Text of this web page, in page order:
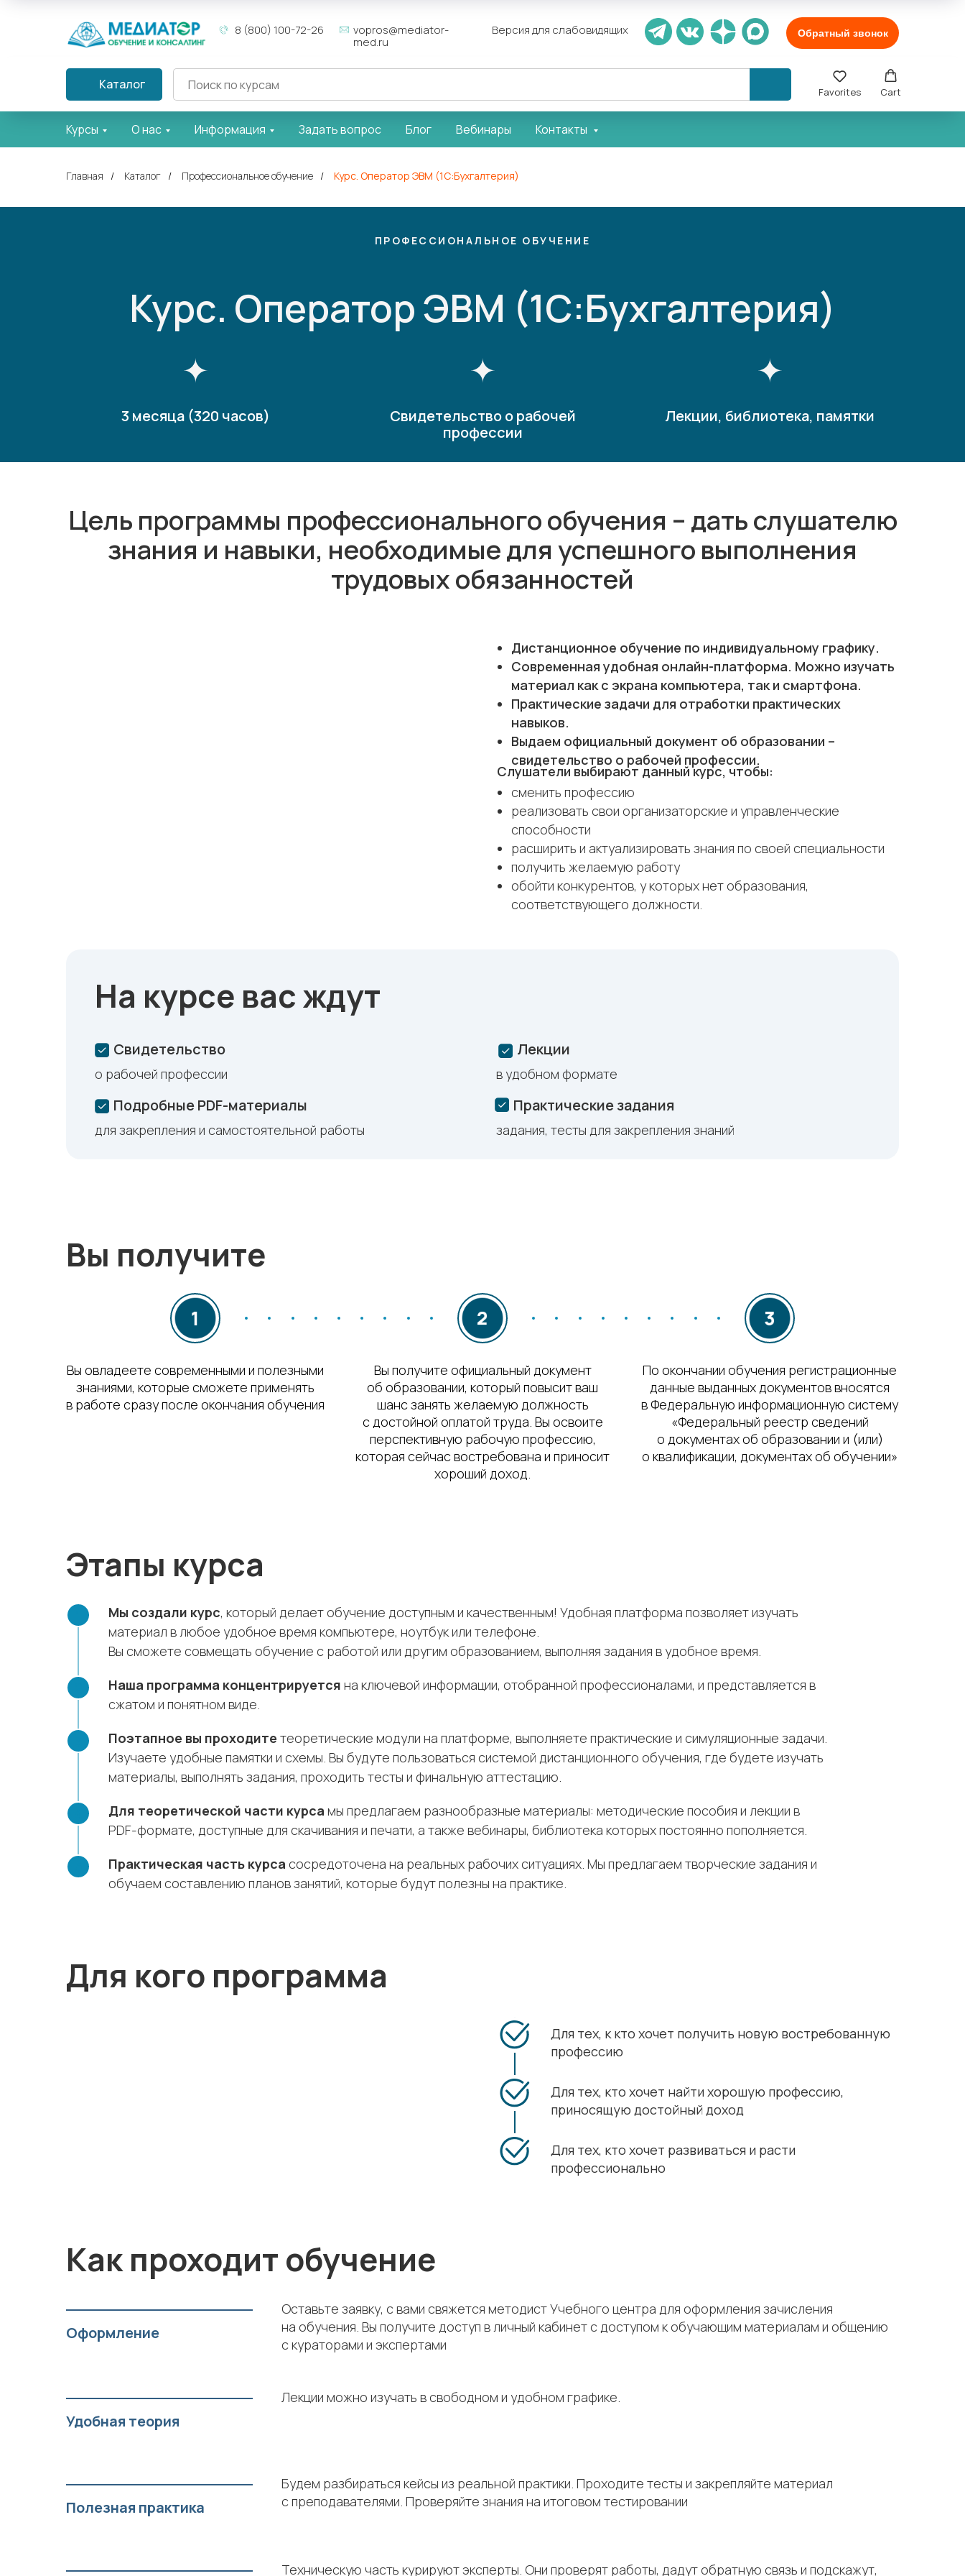
Версия для слабовидящих Обратный звонок
8 (800) 100-72-26
vopros@mediator-
med.ru
Каталог Favorites Cart
Курсы О нас Информация Задать вопрос Блог Вебинары Контакты
Главная / Каталог / Профессиональное обучение / Курс. Оператор ЭВМ (1С:Бухгалтерия)
ПРОФЕССИОНАЛЬНОЕ ОБУЧЕНИЕ
Курс. Оператор ЭВМ (1С:Бухгалтерия)
3 месяца (320 часов)
Свидетельство о рабочей
профессии
Лекции, библиотека, памятки
Цель программы профессионального обучения – дать слушателю
знания и навыки, необходимые для успешного выполнения
трудовых обязанностей
сменить профессию
реализовать свои организаторские и управленческие
способности
расширить и актуализировать знания по своей специальности
получить желаемую работу
обойти конкурентов, у которых нет образования,
соответствующего должности.
Дистанционное обучение по индивидуальному графику.
Современная удобная онлайн-платформа. Можно изучать
материал как с экрана компьютера, так и смартфона.
Практические задачи для отработки практических
навыков.
Выдаем официальный документ об образовании –
свидетельство о рабочей профессии.
Слушатели выбирают данный курс, чтобы:
На курсе вас ждут
Лекции
Практические задания
Подробные PDF-материалы
Свидетельство
для закрепления и самостоятельной работы
в удобном формате
задания, тесты для закрепления знаний
о рабочей профессии
Вы получите
Вы овладеете современными и полезными
знаниями, которые сможете применять
в работе сразу после окончания обучения
Вы получите официальный документ
об образовании, который повысит ваш
шанс занять желаемую должность
с достойной оплатой труда. Вы освоите
перспективную рабочую профессию,
которая сейчас востребована и приносит
хороший доход.
По окончании обучения регистрационные
данные выданных документов вносятся
в Федеральную информационную систему
«Федеральный реестр сведений
о документах об образовании и (или)
о квалификации, документах об обучении»
Этапы курса
Мы создали курс, который делает обучение доступным и качественным! Удобная платформа позволяет изучать
материал в любое удобное время компьютере, ноутбук или телефоне.
Вы сможете совмещать обучение с работой или другим образованием, выполняя задания в удобное время.
Наша программа концентрируется на ключевой информации, отобранной профессионалами, и представляется в
сжатом и понятном виде.
Поэтапное вы проходите теоретические модули на платформе, выполняете практические и симуляционные задачи.
Изучаете удобные памятки и схемы. Вы будуте пользоваться системой дистанционного обучения, где будете изучать
материалы, выполнять задания, проходить тесты и финальную аттестацию.
Для теоретической части курса мы предлагаем разнообразные материалы: методические пособия и лекции в
PDF-формате, доступные для скачивания и печати, а также вебинары, библиотека которых постоянно пополняется.
Практическая часть курса сосредоточена на реальных рабочих ситуациях. Мы предлагаем творческие задания и
обучаем составлению планов занятий, которые будут полезны на практике.
Для кого программа
Для тех, к кто хочет получить новую востребованную
профессию
Для тех, кто хочет найти хорошую профессию,
приносящую достойный доход
Для тех, кто хочет развиваться и расти
профессионально
Как проходит обучение
Оформление
Оставьте заявку, с вами свяжется методист Учебного центра для оформления зачисления
на обучения. Вы получите доступ в личный кабинет с доступом к обучающим материалам и общению
с кураторами и экспертами
Удобная теория
Лекции можно изучать в свободном и удобном графике.
Полезная практика
Будем разбираться кейсы из реальной практики. Проходите тесты и закрепляйте материал
с преподавателями. Проверяйте знания на итоговом тестировании
Техническую часть курируют эксперты. Они проверят работы, дадут обратную связь и подскажут,